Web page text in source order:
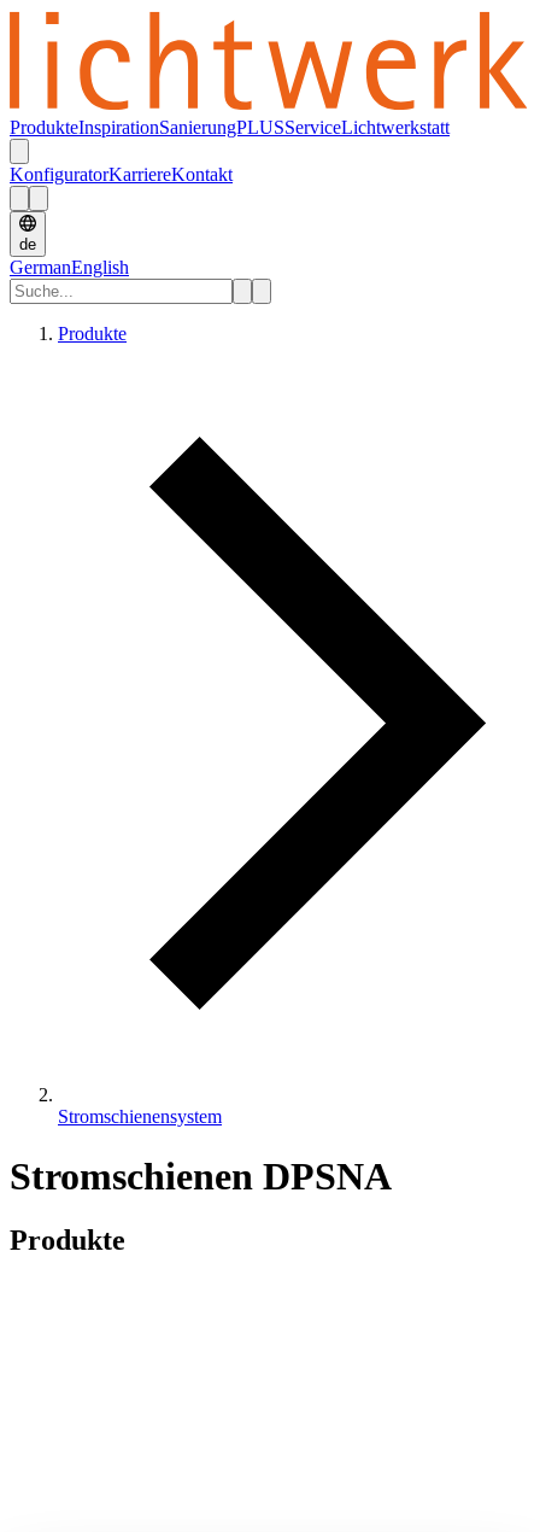
ProdukteInspirationSanierungPLUSServiceLichtwerkstatt
KonfiguratorKarriereKontakt
de
GermanEnglish
Produkte
Stromschienensystem
Stromschienen DPSNA
Produkte